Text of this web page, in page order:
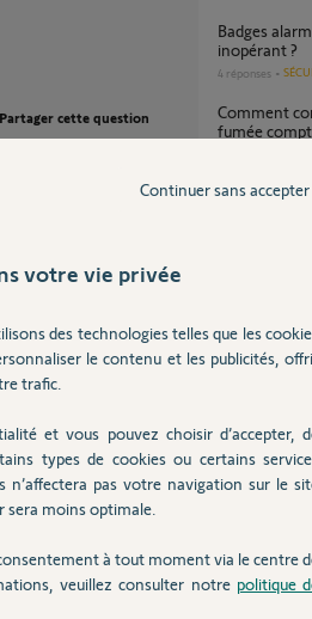
Partager cette question
question
Badges alarme somfy home essential
inopérant ?
4 réponses
comment connecter mes détecteurs de
fumée
Badge
Sirene
votre vie privée
des technologies telles que les
le contenu et les publicités,
trafic.
et vous pouvez choisir d’accepter,
types de cookies ou certains
n’affectera pas votre navigation sur le
moins optimale.
à tout moment via le centre
veuillez consulter notre politique
Continuer sans